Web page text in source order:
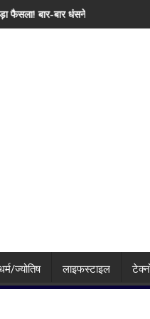
ने रोकी टोल वसूली, निर्माण
'सिर्फ युवा खिलाड़ियों से
ज्योतिष लाइफस्टाइल